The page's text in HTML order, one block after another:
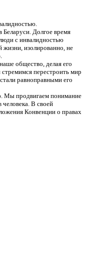
Долгое время
с инвалидностью
изолированно, не
общество, делая его
перестроить мир
равноправными его
Мы продвигаем понимание
В своей
Конвенции о правах